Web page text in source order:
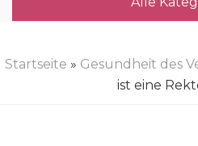
Startseite » Gesundheit des
ist eine